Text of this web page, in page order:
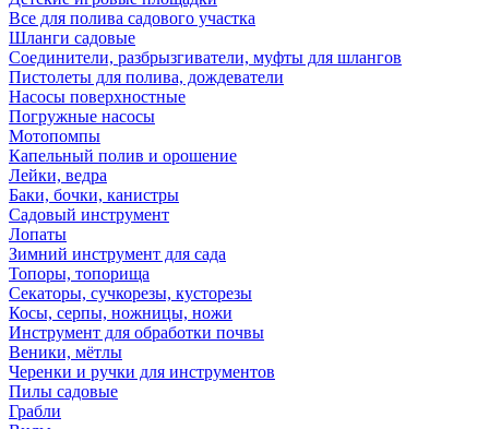
Все для полива садового участка
Шланги садовые
Соединители, разбрызгиватели, муфты для шлангов
Пистолеты для полива, дождеватели
Насосы поверхностные
Погружные насосы
Мотопомпы
Капельный полив и орошение
Лейки, ведра
Баки, бочки, канистры
Садовый инструмент
Лопаты
Зимний инструмент для сада
Топоры, топорища
Секаторы, сучкорезы, кусторезы
Косы, серпы, ножницы, ножи
Инструмент для обработки почвы
Веники, мётлы
Черенки и ручки для инструментов
Пилы садовые
Грабли